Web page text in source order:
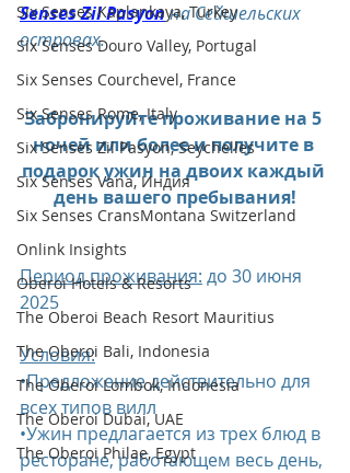
Six Senses Kaplankaya, Turkey
Six Senses Douro Valley, Portugal
Six Senses Courchevel, France
Six Senses Rome, Italy
Six Senses Zil Pasyon, Seychelles
Six Senses Vana, Индия
Six Senses CransMontana Switzerland
Onlink Insights
Oberoi Hotels & Resorts
The Oberoi Beach Resort Mauritius
The Oberoi Bali, Indonesia
The Oberoi Lombok, Indonesia
The Oberoi Dubai, UAE
The Oberoi Philae, Egypt
Senses Zil Pasyon на Сейшельских
островах.
Забронируйте проживание на 5
ночей или более и получите в
подарок ужин на двоих каждый
день вашего пребывания!
Период проживания: до 30 июня
2025
Условия:
•Предложение действительно для
всех типов вилл
•Ужин предлагается из трех блюд в
ресторане, работающем весь день,